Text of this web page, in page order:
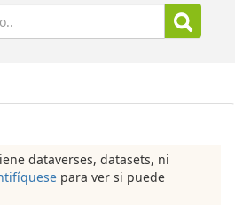
dataverses, datasets, ni
para ver si puede